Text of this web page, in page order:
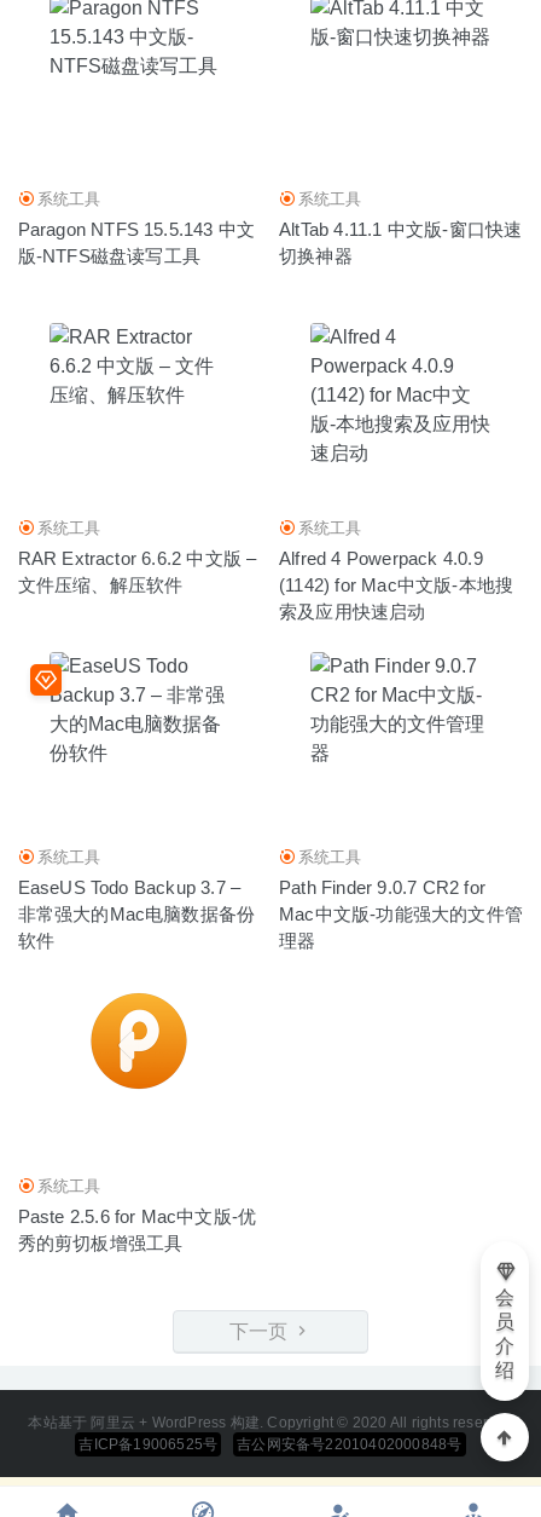
系统工具
Paragon NTFS 15.5.143 中文
版-NTFS磁盘读写工具
系统工具
AltTab 4.11.1 中文版-窗口快速
切换神器
系统工具
RAR Extractor 6.6.2 中文版 –
文件压缩、解压软件
系统工具
Alfred 4 Powerpack 4.0.9
(1142) for Mac中文版-本地搜
索及应用快速启动
系统工具
EaseUS Todo Backup 3.7 –
非常强大的Mac电脑数据备份
软件
系统工具
Path Finder 9.0.7 CR2 for
Mac中文版-功能强大的文件管
理器
系统工具
Paste 2.5.6 for Mac中文版-优
秀的剪切板增强工具
下一页
本站基于 阿里云 + WordPress 构建. Copyright © 2020 All rights reserved
吉ICP备19006525号
吉公网安备号22010402000848号
会
员
介
绍